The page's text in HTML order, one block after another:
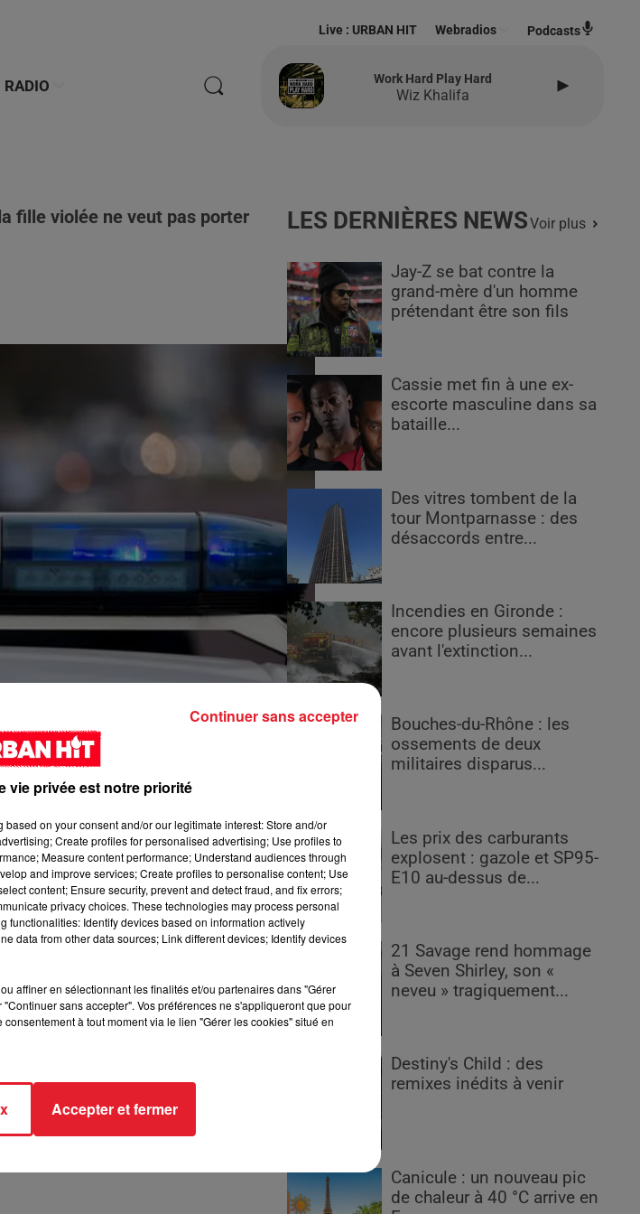
RADIO
Live : URBAN HIT Webradios Podcasts
Work Hard Play Hard
Wiz Khalifa
fille violée ne veut pas porter
pas porter plainte...
été arrêtés à Perpignan et placés en
montre durant moins de 5 minutes
femme. Préalablement, ils ont drogué
d'une relation sexuelle consentie
des deux bourreaux seraitson petit
de déterminer les
LES DERNIÈRES NEWSVoir plus
Jay-Z se bat contre la
grand-mère d'un homme
prétendant être son fils
Cassie met fin à une ex-
escorte masculine dans sa
bataille...
Des vitres tombent de la
tour Montparnasse : des
désaccords entre...
Incendies en Gironde :
encore plusieurs semaines
avant l'extinction...
Bouches-du-Rhône : les
ossements de deux
militaires disparus...
Les prix des carburants
explosent : gazole et SP95-
E10 au-dessus de...
21 Savage rend hommage
à Seven Shirley, son «
neveu » tragiquement...
Destiny's Child : des
remixes inédits à venir
Canicule : un nouveau pic
de chaleur à 40 °C arrive en
vie privée est notre priorité
on your consent and/or our legitimate interest: Store and/or
Create profiles for personalised advertising; Use profiles to
Measure content performance; Understand audiences through
and improve services; Create profiles to personalise content; Use
content; Ensure security, prevent and detect fraud, and fix errors;
privacy choices. These technologies may process personal
functionalities: Identify devices based on information actively
data from other data sources; Link different devices; Identify devices
affiner en sélectionnant les finalités et/ou partenaires dans "Gérer
sans accepter". Vos préférences ne s'appliqueront que pour
à tout moment via le lien "Gérer les cookies" situé en
Accepter et fermer
Continuer sans accepter